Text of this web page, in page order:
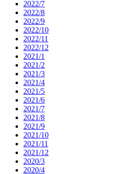
2022/7
2022/8
2022/9
2022/10
2022/11
2022/12
2021/1
2021/2
2021/3
2021/4
2021/5
2021/6
2021/7
2021/8
2021/9
2021/10
2021/11
2021/12
2020/3
2020/4